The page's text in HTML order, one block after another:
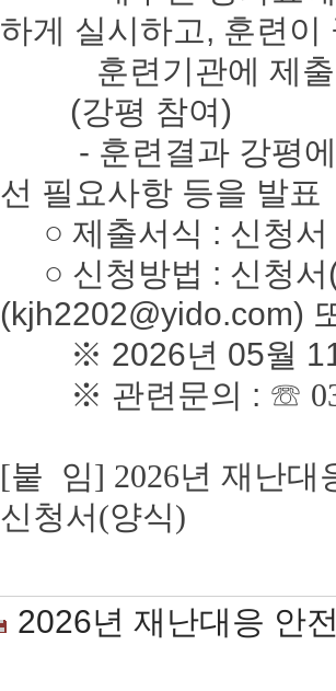
하게 실시하고, 훈련이
훈련기관에 제출
(강평 참여)
- 훈련결과 강평에
선 필요사항 등을 발표
○ 제출서식 : 신청서
○ 신청방법 : 신청서
(kjh2202@yido.com)
※ 2026년 05월 11
※ 관련문의 : ☏
[붙 임] 2026년 재난대
신청서(양식)
2026년 재난대응 안